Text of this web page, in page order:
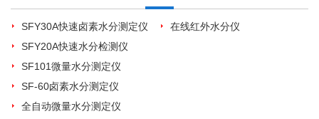
SFY30A快速卤素水分测定仪
SFY20A快速水分检测仪
SF101微量水分测定仪
SF-60卤素水分测定仪
全自动微量水分测定仪
在线红外水分仪